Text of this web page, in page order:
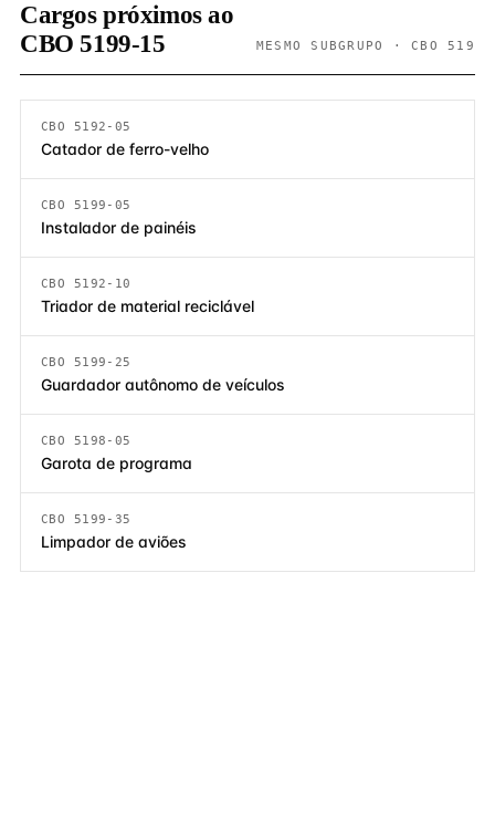
Cargos próximos ao
CBO 5199-15
MESMO SUBGRUPO · CBO 519
CBO 5192-05
Catador de ferro-velho
CBO 5199-05
Instalador de painéis
CBO 5192-10
Triador de material reciclável
CBO 5199-25
Guardador autônomo de veículos
CBO 5198-05
Garota de programa
CBO 5199-35
Limpador de aviões